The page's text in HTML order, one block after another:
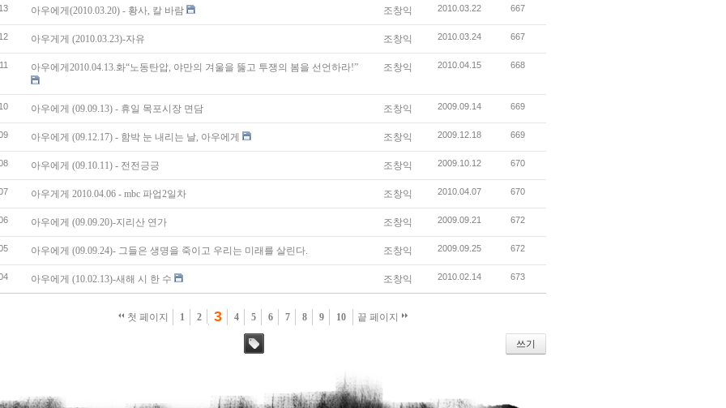
아우에게(2010.03.20) - 황사, 칼 바람 조창익 2010.03.22 667
아우게게 (2010.03.23)-자유 조창익 2010.03.24 667
아우에게2010.04.13.화“노동탄압, 야만의 겨울을 뚫고 투쟁의 봄을 선언하라!” 조창익 2010.04.15 668
아우에게 (09.09.13) - 휴일 목포시장 면담 조창익 2009.09.14 669
아우에게 (09.12.17) - 함박 눈 내리는 날, 아우에게 조창익 2009.12.18 669
아우에게 (09.10.11) - 전전긍긍 조창익 2009.10.12 670
아우게게 2010.04.06 - mbc 파업2일차 조창익 2010.04.07 670
아우에게 (09.09.20)-지리산 연가 조창익 2009.09.21 672
아우에게 (09.09.24)- 그들은 생명을 죽이고 우리는 미래를 살린다. 조창익 2009.09.25 672
아우에게 (10.02.13)-새해 시 한 수 조창익 2010.02.14 673
첫 페이지 1 2 3 4 5 6 7 8 9 10 끝 페이지
쓰기